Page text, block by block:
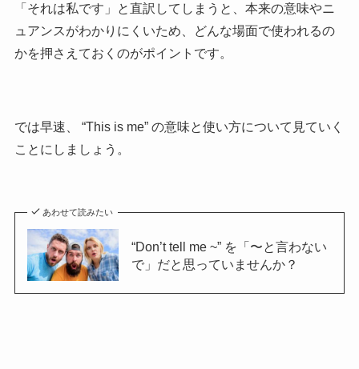
「それは私です」と直訳してしまうと、本来の意味やニ
ュアンスがわかりにくいため、
どんな場面で使われるの
かを押さえておくのがポイントです。
では早速、 “This is me” の意味と使い方について見ていく
ことにしましょう。
あわせて読みたい
“Don’t tell me ~” を「〜と言わない
で」だと思っていませんか？